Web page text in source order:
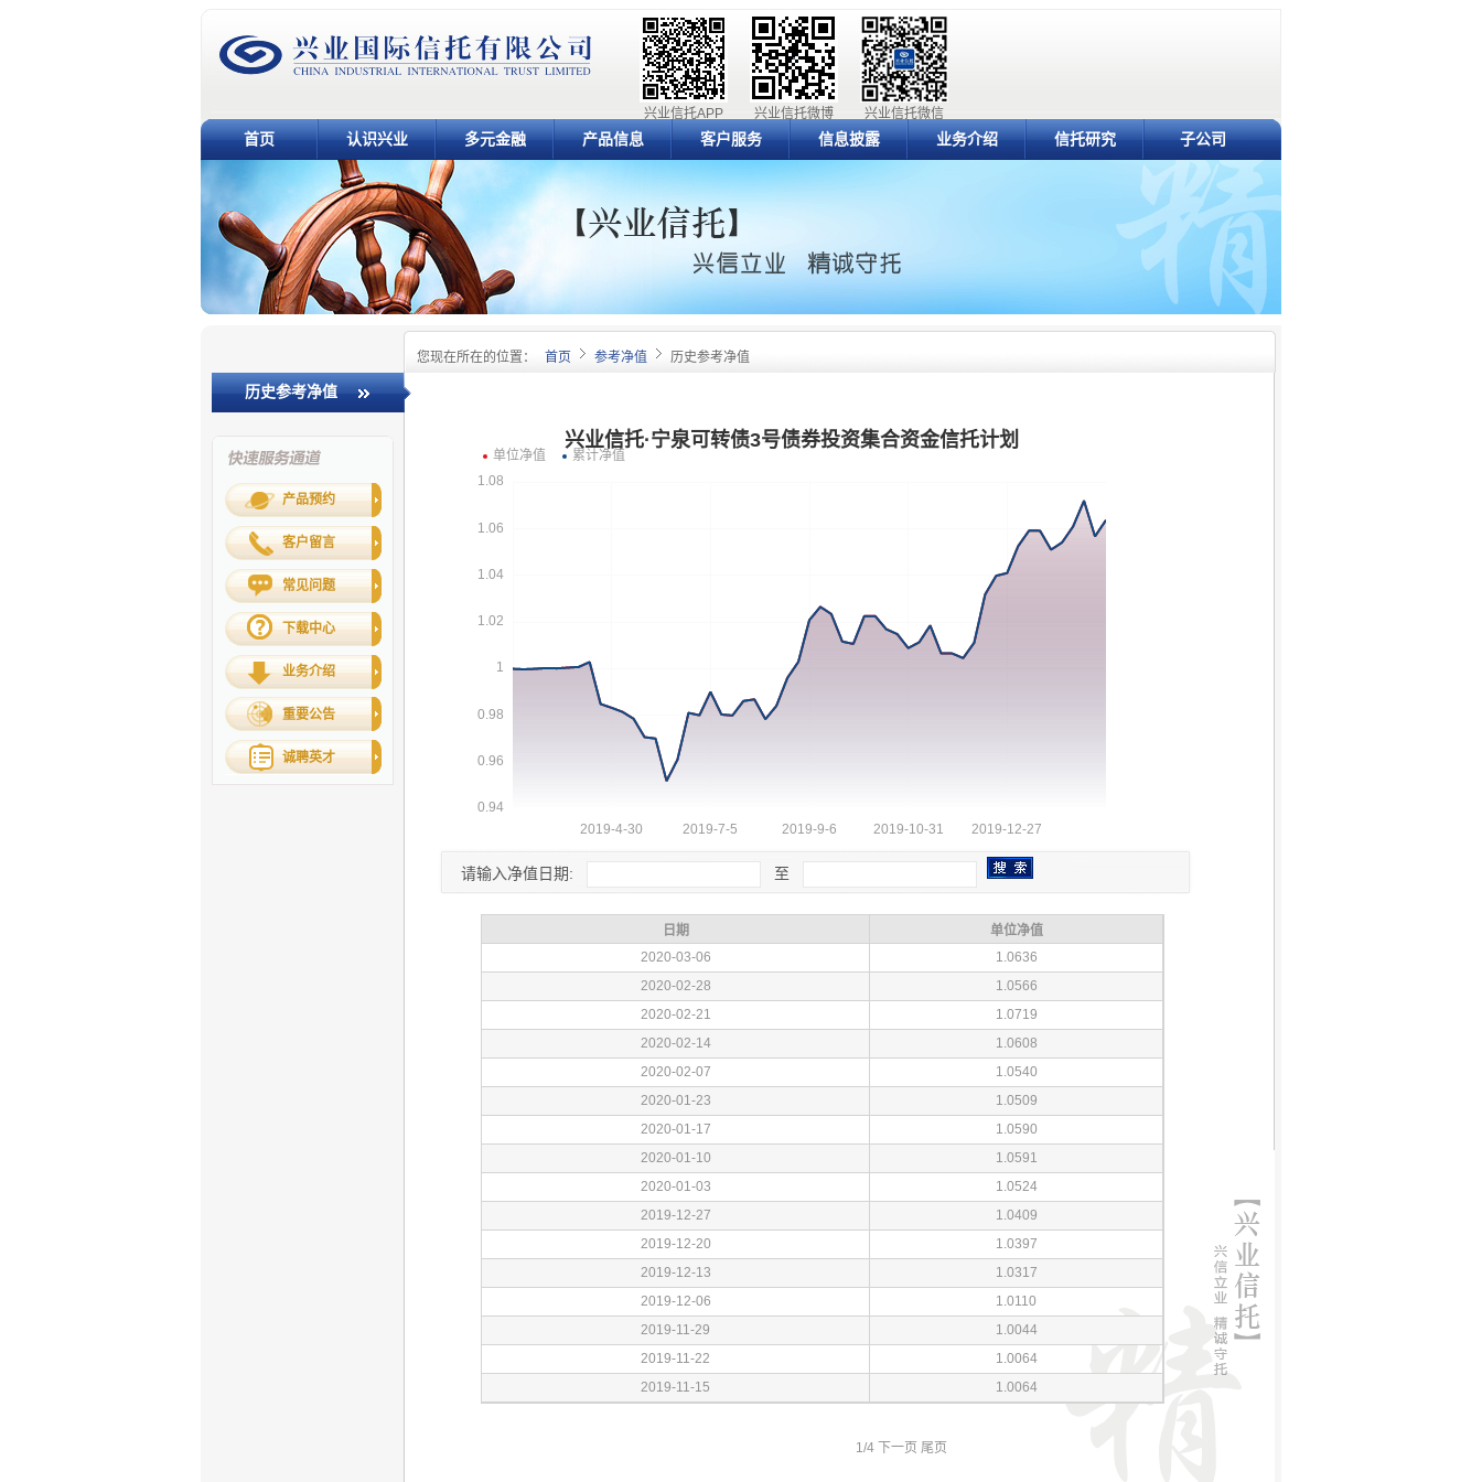
兴业信托微信
兴业信托微博
兴业信托APP
首页 认识兴业 多元金融 产品信息 客户服务 信息披露 业务介绍 信托研究 子公司
您现在所在的位置： 首页 参考净值 历史参考净值
历史参考净值
产品预约
客户留言
常见问题
下载中心
业务介绍
重要公告
诚聘英才
请输入净值日期: 至